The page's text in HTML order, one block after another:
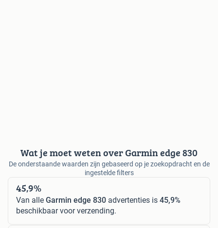
Wat je moet weten over Garmin edge 830
De onderstaande waarden zijn gebaseerd op je zoekopdracht en de
ingestelde filters
45,9%
Van alle Garmin edge 830 advertenties is 45,9%
beschikbaar voor verzending.